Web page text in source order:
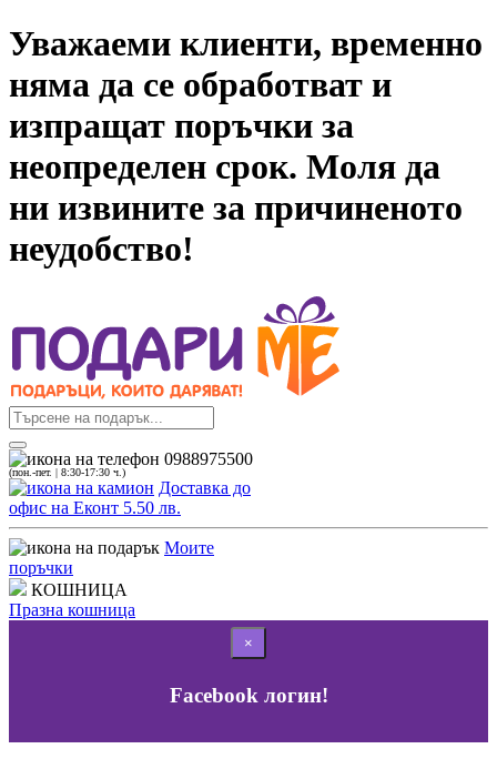
Уважаеми клиенти, временно
няма да се обработват и
изпращат поръчки за
неопределен срок. Моля да
ни извините за причиненото
неудобство!
0988975500
(пон.-пет. | 8:30-17:30 ч.)
Доставка до
офис на Еконт 5.50 лв.
Моите
поръчки
КОШНИЦА
Празна кошница
×
Facebook логин!